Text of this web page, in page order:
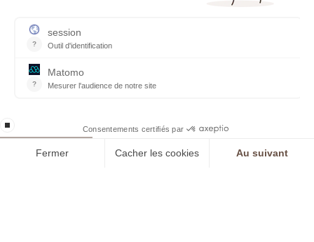
SOIN INTENSIF JEUNESSE
Soin d'exception alliant des gestes experts
offrir une relaxation profonde tout en
stimulant la vitalité de la peau laissant le teint